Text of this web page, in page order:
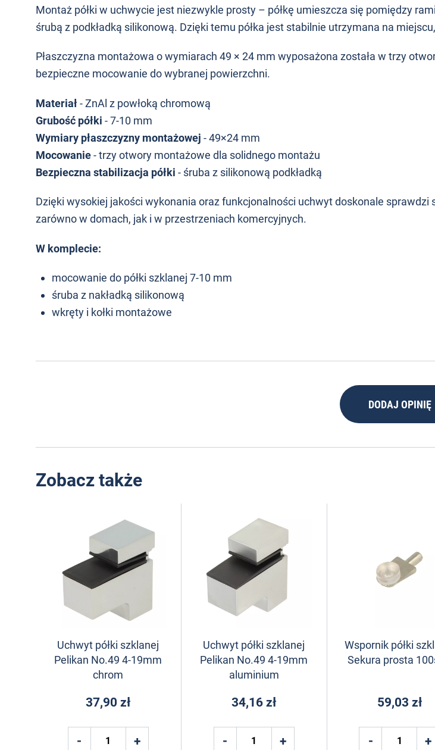
Montaż półki w uchwycie jest niezwykle prosty – półkę umieszcza się pomiędzy
śrubą z podkładką silikonową. Dzięki temu półka jest stabilnie utrzymana na
Płaszczyzna montażowa o wymiarach 49 × 24 mm wyposażona została w trzy
bezpieczne mocowanie do wybranej powierzchni.
Materiał- ZnAl z powłoką chromową
Grubość półki -7-10 mm
Wymiary płaszczyzny montażowej - 49×24 mm
Mocowanie- trzy otwory montażowe dla solidnego montażu
Bezpieczna stabilizacja półki - śruba z silikonową podkładką
Dzięki wysokiej jakości wykonania oraz funkcjonalności uchwyt doskonale
zarówno w domach, jak i w przestrzeniach komercyjnych.
W komplecie:
mocowanie do półki szklanej 7-10 mm
śruba z nakładką silikonową
wkręty i kołki montażowe
DODAJ OPINIĘ
Zobacz także
Uchwyt półki szklanej
Pelikan No.49 4-19mm
chrom
37,90 zł
Uchwyt półki szklanej
Pelikan No.49 4-19mm
aluminium
34,16 zł
Wspornik półki
Sekura prosta
59,03 zł